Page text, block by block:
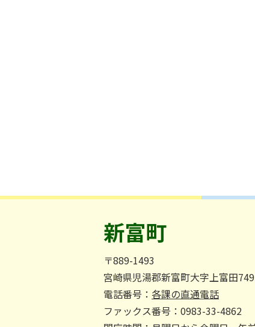
新富町
〒889-1493
宮崎県児湯郡新富町大字上富田
電話番号： 各課の直通電話
ファックス番号：0983-33-4862